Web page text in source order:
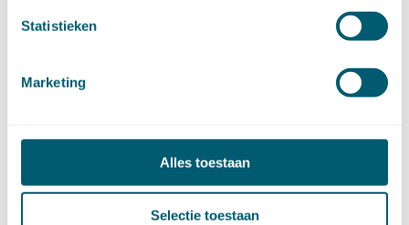
Statistieken
Marketing
Alles toestaan
Selectie toestaan
december (8)
september (8)
juli (10)
april (18)